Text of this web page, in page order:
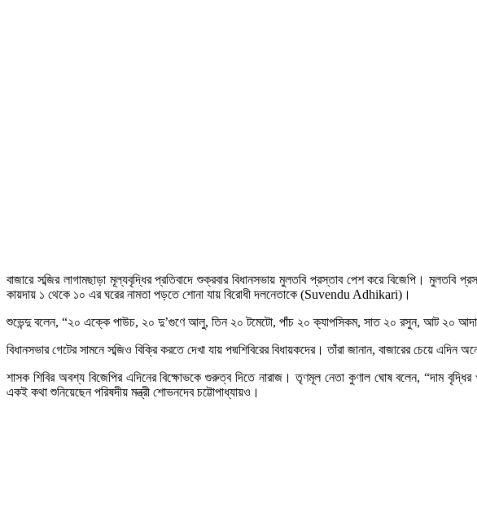
বাজারে সব্জির লাগামছাড়া মূল্যবৃদ্ধির প্রতিবাদে শুক্রবার বিধানসভায় মুলতবি প্রস্তাব পেশ করে বিজেপি।
কায়দায় ১ থেকে ১০ এর ঘরের নামতা পড়তে শোনা যায় বিরোধী দলনেতাকে (Suvendu Adhikari)।
শুভেন্দু বলেন, “২০ এক্কে পাউচ, ২০ দু’গুণে আলু, তিন ২০ টমেটো, পাঁচ ২০ ক্যাপসিকম, সাত ২০ রসুন, আট ২০ আদা,
বিধানসভার গেটের সামনে সব্জিও বিক্রি করতে দেখা যায় পদ্মশিবিরের বিধায়কদের। তাঁরা জানান, বাজারের চেয়ে
শাসক শিবির অবশ্য বিজেপির এদিনের বিক্ষোভকে গুরুত্ব দিতে নারাজ। তৃণমূল নেতা কুণাল ঘোষ বলেন, “দাম বৃদ্ধির
একই কথা শুনিয়েছেন পরিষদীয় মন্ত্রী শোভনদেব চট্টোপাধ্যায়ও।